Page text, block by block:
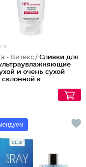
- Витекс / Сливки для
и очень сухой
склонной к
Urea